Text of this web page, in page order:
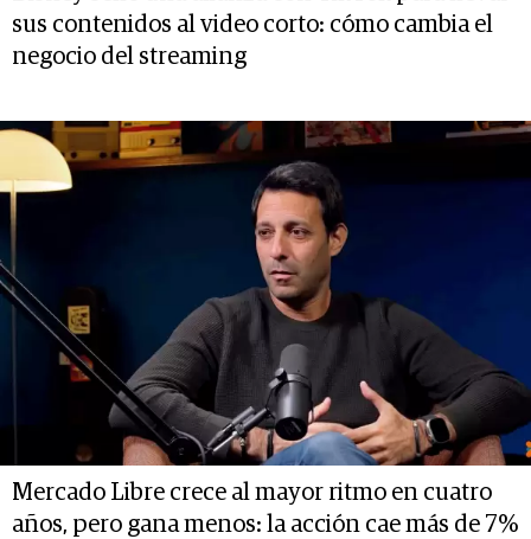
sus contenidos al video corto: cómo cambia el
negocio del streaming
Mercado Libre crece al mayor ritmo en cuatro
años, pero gana menos: la acción cae más de 7%